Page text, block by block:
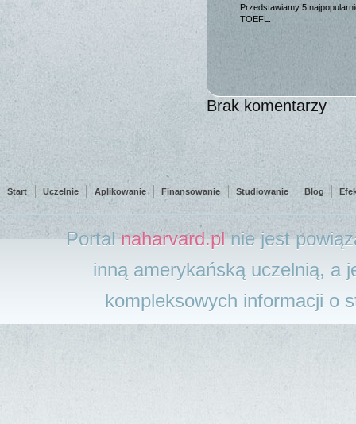
Przedstawiamy 5
TOEFL.
Brak komentarzy
Start Uczelnie Aplikowanie Finansowanie Studiowanie Blog
Portalnaharvard.plnie jest
inną amerykańską uczelnią, a
kompleksowych informacji o